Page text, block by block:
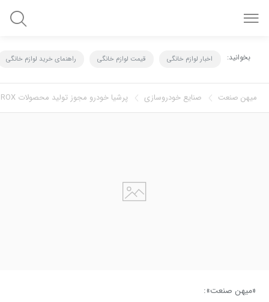
بخوانید: اخبار لوازم خانگی قیمت لوازم خانگی راهنمای خرید لوازم خانگی
میهن صنعت صنايع خودروسازي پرشیا خودرو مجوز تولید محصولات ROX را دریافت کرد
«میهن صنعت»: